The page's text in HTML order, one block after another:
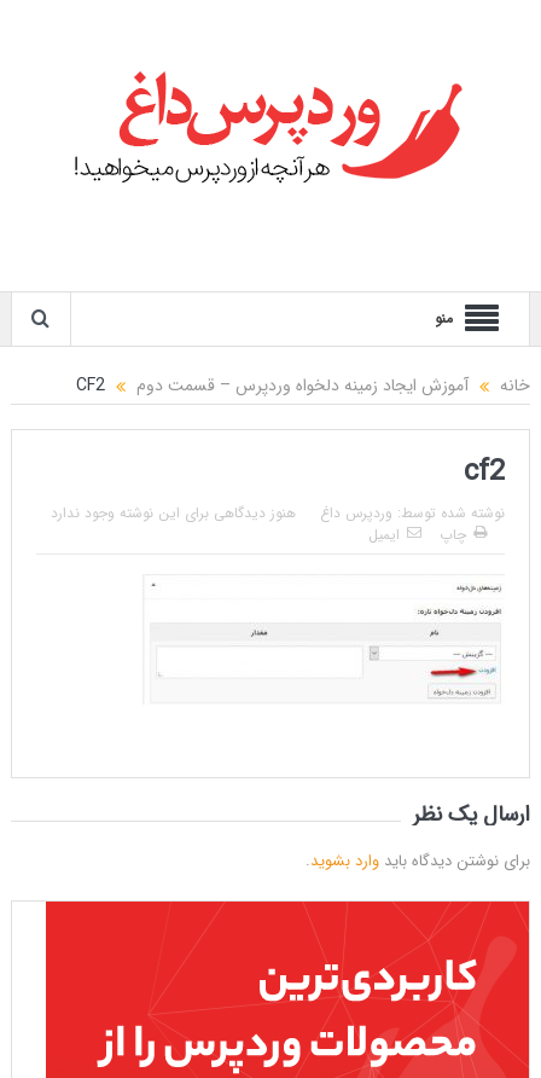
منو
خانه آموزش ایجاد زمینه دلخواه وردپرس – قسمت دوم CF2
cf2
نوشته شده توسط: وردپرس داغ
هنوز دیدگاهی برای این نوشته وجود ندارد
چاپ
ایمیل
ارسال یک نظر
برای نوشتن دیدگاه باید وارد بشوید.